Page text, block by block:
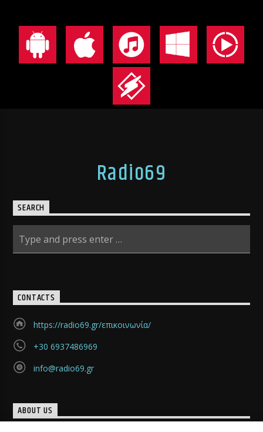
Radio69
SEARCH
CONTACTS
https://radio69.gr/επικοινωνία/
+30 6937486969
info@radio69.gr
ABOUT US